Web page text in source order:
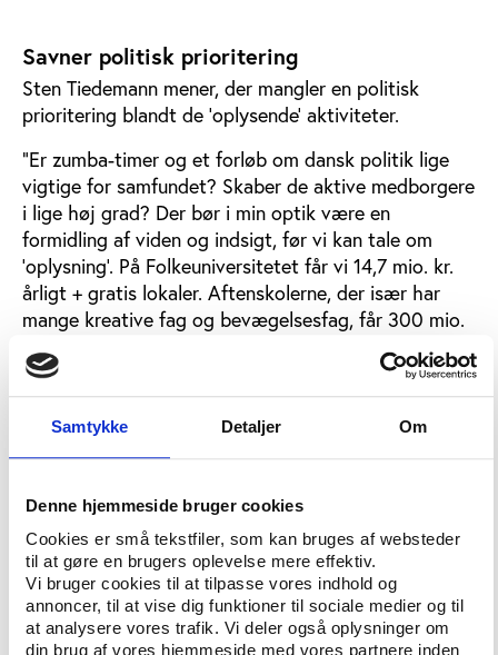
Samtykke Detaljer Om
Denne hjemmeside bruger cookies
Cookies er små tekstfiler, som kan bruges af websteder
til at gøre en brugers oplevelse mere effektiv.
Vi bruger cookies til at tilpasse vores indhold og
annoncer, til at vise dig funktioner til sociale medier og til
at analysere vores trafik. Vi deler også oplysninger om
din brug af vores hjemmeside med vores partnere inden
Savner politisk prioritering
Sten Tiedemann mener, der mangler en politisk
prioritering blandt de ’oplysende’ aktiviteter.
”Er zumba-timer og et forløb om dansk politik lige
vigtige for samfundet? Skaber de aktive medborgere
i lige høj grad? Der bør i min optik være en
formidling af viden og indsigt, før vi kan tale om
’oplysning’. På Folkeuniversitetet får vi 14,7 mio. kr.
årligt + gratis lokaler. Aftenskolerne, der især har
mange kreative fag og bevægelsesfag, får 300 mio.
”Politikerne skylder at prioritere aktiviteterne.
Idrætten har været god til at vise, hvor meget de
sparer samfundet for i sundhedsudgifter. Vi mangler i
styrker demokratiet og det aktive medborgerskab
eller på anden vis skaber værdi.”
Kommunerne kan allerede nu prioritere, hvad de vil
støtte, også helt ned på fag, og det er enkelte
steder gået ud over netop zumbahold, fortæller Per
Paludan Hansen, Dansk Folkeoplysnings Samråd. Han